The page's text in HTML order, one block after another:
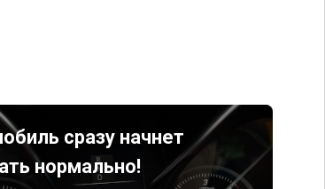
сразу начнет
нормально!